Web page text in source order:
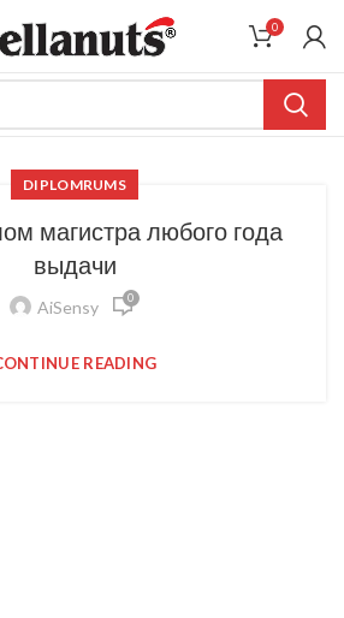
0
DIPLOMRUMS
магистра любого года
выдачи
AiSensy 0
READING